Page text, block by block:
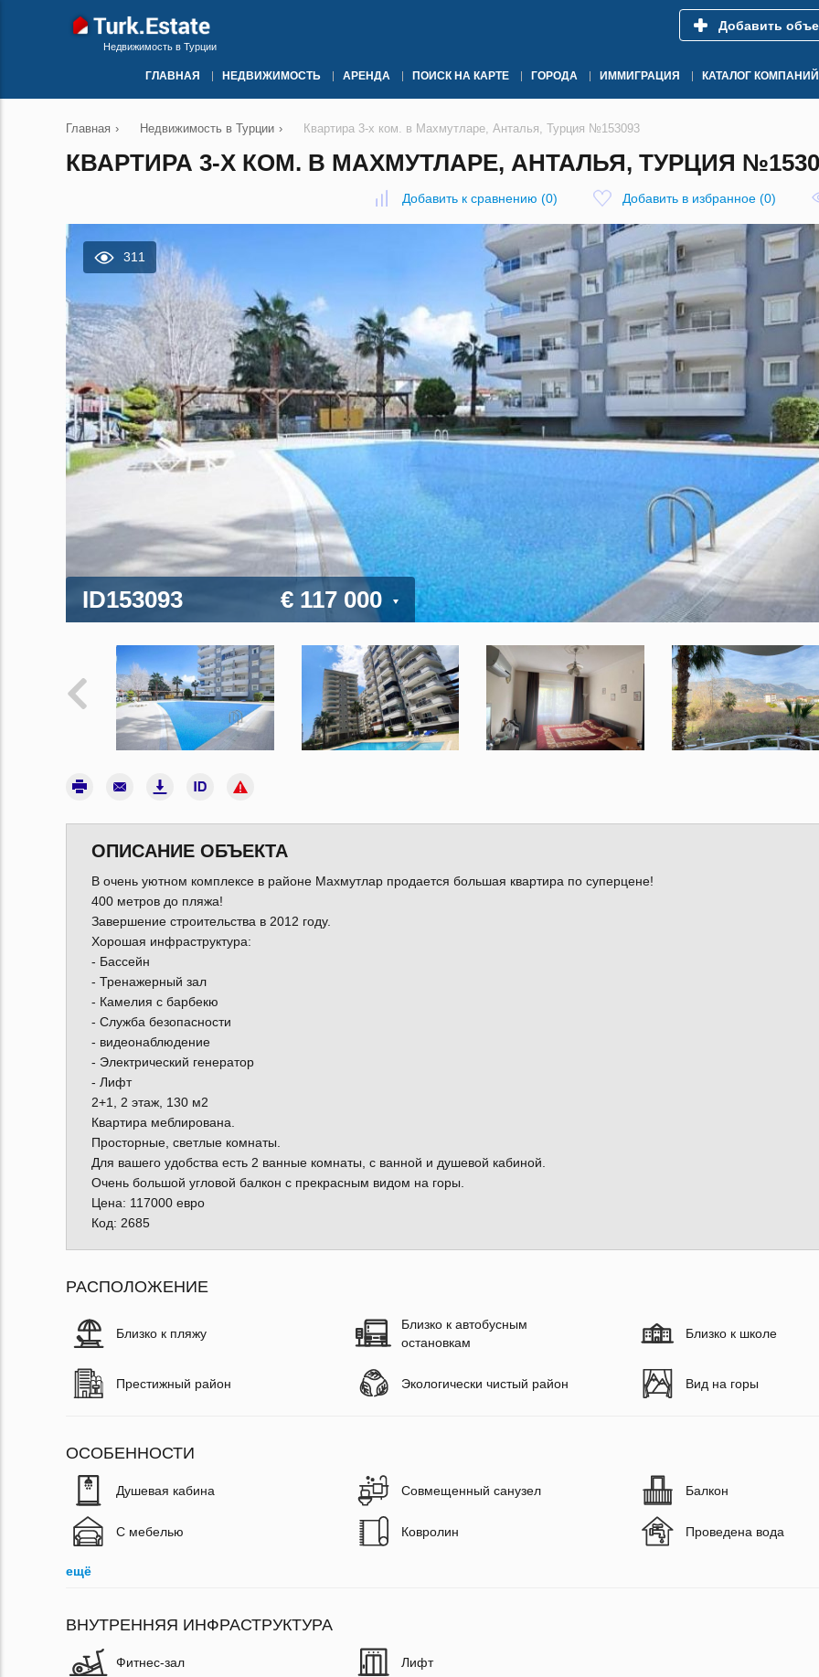
Недвижимость в Турции
Добавить
ГЛАВНАЯ НЕДВИЖИМОСТЬ АРЕНДА ПОИСК НА КАРТЕ ГОРОДА ИММИГРАЦИЯ КАТАЛОГ КОМПАНИЙ
Главная › Недвижимость в Турции › Квартира 3-х ком. в Махмутларе, Анталья, Турция №153093
КВАРТИРА 3-Х КОМ. В МАХМУТЛАРЕ, АНТАЛЬЯ, ТУРЦИЯ
Добавить к сравнению (0) Добавить в избранное (0)
311
ID153093 € 117 000
ОПИСАНИЕ ОБЪЕКТА
В очень уютном комплексе в районе Махмутлар продается большая квартира по суперцене!
400 метров до пляжа!
Завершение строительства в 2012 году.
Хорошая инфраструктура:
- Бассейн
- Тренажерный зал
- Камелия с барбекю
- Служба безопасности
- видеонаблюдение
- Электрический генератор
- Лифт
2+1, 2 этаж, 130 м2
Квартира меблирована.
Просторные, светлые комнаты.
Для вашего удобства есть 2 ванные комнаты, с ванной и душевой кабиной.
Очень большой угловой балкон с прекрасным видом на горы.
Цена: 117000 евро
Код: 2685
РАСПОЛОЖЕНИЕ
Близко к пляжу
Близко к автобусным
остановкам
Близко к школе
Престижный район Экологически чистый район Вид на горы
ОСОБЕННОСТИ
Душевая кабина Совмещенный санузел Балкон
С мебелью Ковролин Проведена вода
ещё
ВНУТРЕННЯЯ ИНФРАСТРУКТУРА
Фитнес-зал Лифт